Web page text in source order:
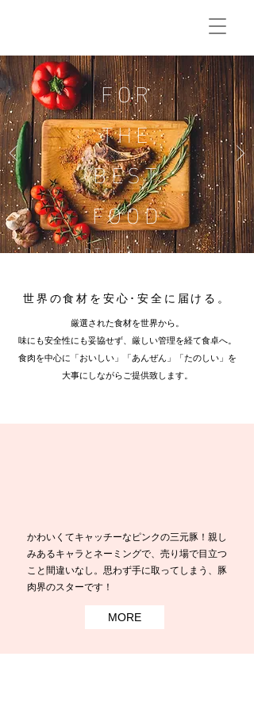
FOR
THE
BEST
FOOD
DTU co.,ltd.
世界の食材を安心･安全に届ける。
厳選された食材を世界から。
味にも安全性にも妥協せず、厳しい管理を経て食卓へ。
食肉を中心に「おいしい」「あんぜん」「たのしい」を
​大事にしながらご提供致します。
かわいくてキャッチーなピンクの三元豚！親し
みあるキャラとネーミングで、売り場で目立つ
こと間違いなし。思わず手に取ってしまう、豚
肉界のスターです！
MORE